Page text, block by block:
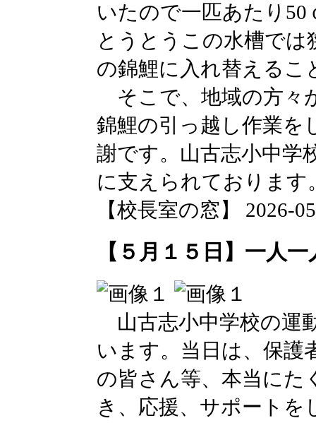
いたので一匹あたり
とうとうこの水槽で
の錦鯉に入れ替えるこ
そこで、地域の方々
錦鯉の引っ越し作業を
謝です。山古志小中学
に支えられております
【校長室の窓】 2026-
【５月１５日】一人
山古志小中学校の運
います。当日は、保護
の皆さん等、本当にた
き、応援、サポート